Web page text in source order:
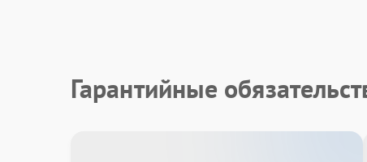
Гарантийные